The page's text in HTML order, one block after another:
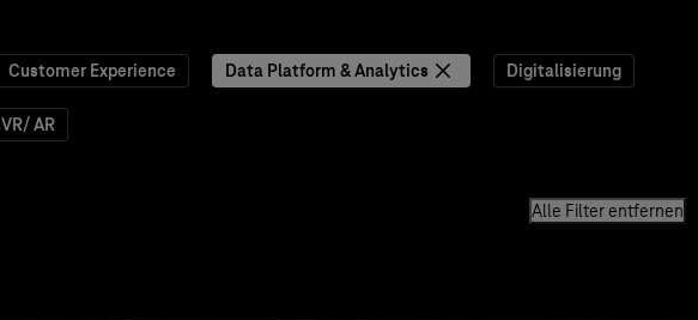
Customer Experience Data Platform & Analytics Digitalisierung
VR/ AR
Alle Filter entfernen